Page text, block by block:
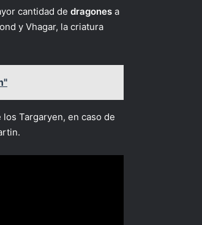
cantidad de dragones a
y Vhagar, la criatura
Targaryen, en caso de